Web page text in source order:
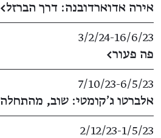
אירה אדוארדובנה: דרך הברזל←
16/6/23
​-​
3/2/24
פה פעור←
6/5/23
​-​
7/10/23
אלברטו ג'קומטי: שוב, מהתחלה
1/5/23
​-​
2/12/23